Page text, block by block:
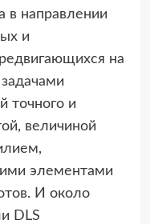
в направлении
и
на
точного и
величиной
элементами
И около
DLS